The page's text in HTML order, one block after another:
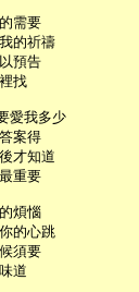
需要
的祈禱
預告
找
愛我多少
案得
才知道
重要
煩惱
的心跳
須要
道